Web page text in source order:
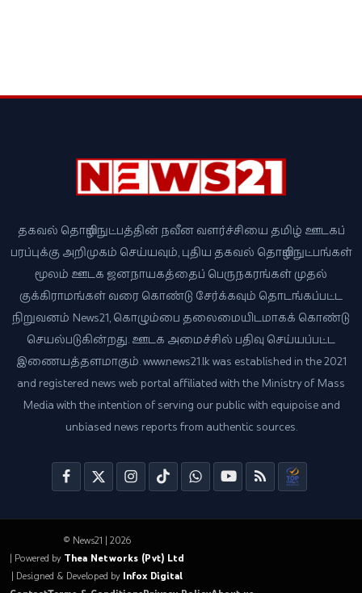
தகவல் தொழில்நுட்பத்தின் நவீன வளர்ச்சியை தமிழ் ஊடகப்
பரப்புக்கு அறிமுகம் செய்யவும், புதிய தகவல் தொழில்நுட்பங்கள்
மூலம் ஊடக ஜனநாயகத்தைப் பெருநகரங்கள் முதல்
குக்கிராமங்கள் வரை கொண்டு சேர்க்கவும் தொடங்கப்பட்ட
நிறுவனம் News21, கொழும்பை தலைமையிடமாகக் கொண்டு
செயல்படுகின்றது. ஊடக அமைச்சில் பதிவு செய்யப்பட்ட
இணையத்தளமாகும். www.news21.lk was established in the 2021
and registered news web portal affiliated with the Ministry of Mass
Media with the intention of serving our public with equipoise and
unbiased news reports from authentic sources.
© News21 | 2026
| Powered by Thea Networks (Pvt) Ltd
| Designed & Developed by Infox Digital